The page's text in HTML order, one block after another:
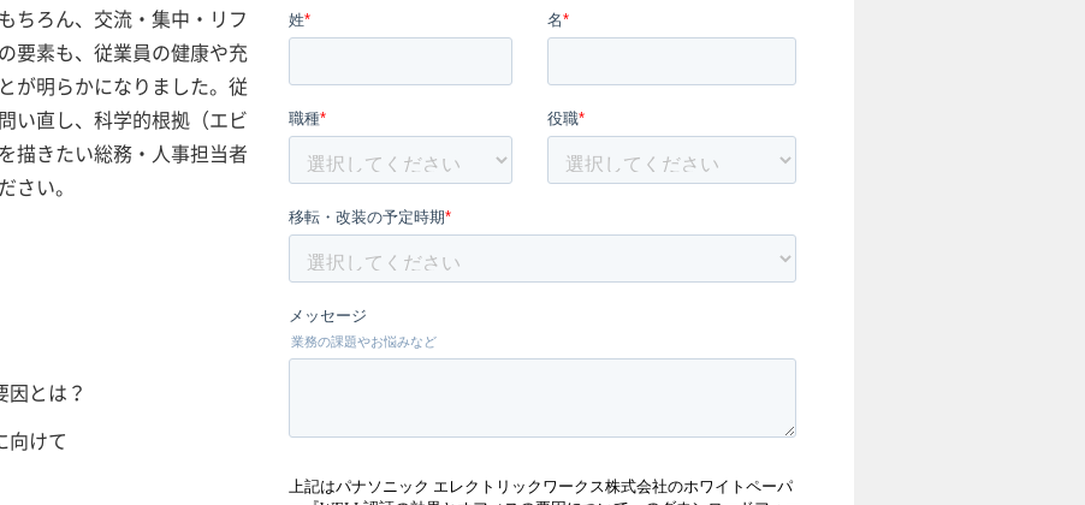
ちろん、交流・集中・リフ
要素も、従業員の健康や充
が明らかになりました。従
い直し、科学的根拠（エビ
描きたい総務・人事担当者
さい。
とは？
向けて